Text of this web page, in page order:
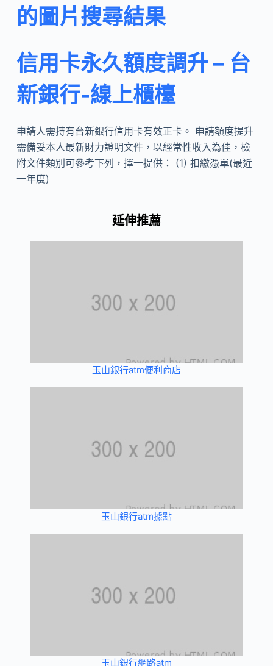
的圖片搜尋結果
信用卡永久額度調升 – 台
新銀行-線上櫃檯
申請人需持有台新銀行信用卡有效正卡。 申請額度提升
需備妥本人最新財力證明文件，以經常性收入為佳，檢
附文件類別可參考下列，擇一提供： (1) 扣繳憑單(最近
一年度)
延伸推薦
玉山銀行atm便利商店
玉山銀行atm據點
玉山銀行網路atm